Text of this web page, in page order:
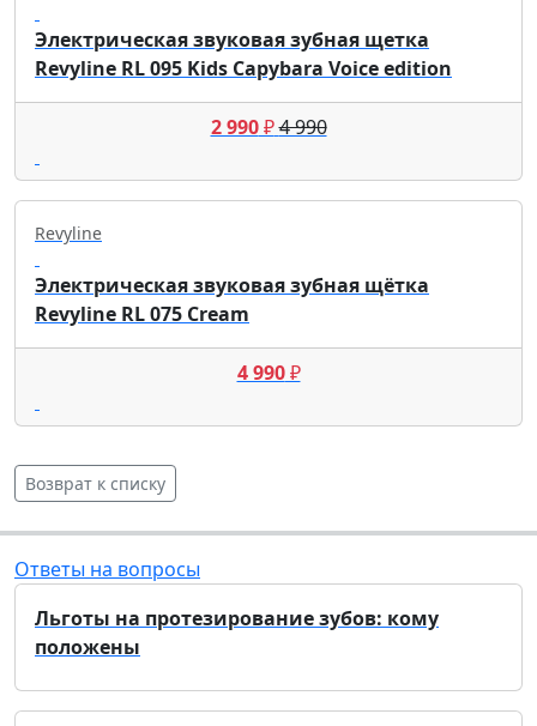
Электрическая звуковая зубная щетка
Revyline RL 095 Kids Capybara Voice edition
2 990₽4 990
Revyline
Электрическая звуковая зубная щётка
Revyline RL 075 Cream
4 990₽
Возврат к списку
Ответы на вопросы
Льготы на протезирование зубов: кому
положены